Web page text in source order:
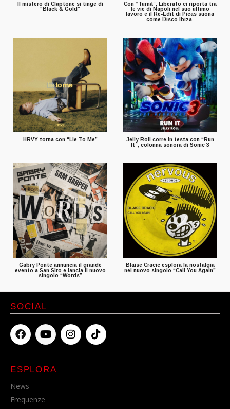
Il mistero di Claptone si tinge di
“Black & Gold”
Con “Turnà”, Liberato ci riporta tra
le vie di Napoli nel suo ultimo
lavoro e il Re-Edit di Picas suona
come Disco Ibiza.
HRVY torna con “Lie To Me”
Jelly Roll corre in testa con “Run
It”, colonna sonora di Sonic 3
Gabry Ponte annuncia il grande
evento a San Siro e lancia il nuovo
singolo “Words”
Blaise Cracic esplora la nostalgia
nel nuovo singolo “Call You Again”
ESPLORA
News
Frequenze
SOCIAL